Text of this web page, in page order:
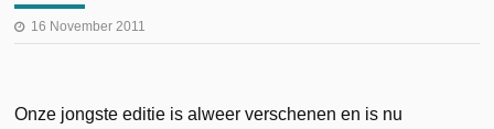
16 November 2011
Onze jongste editie is alweer verschenen en is nu